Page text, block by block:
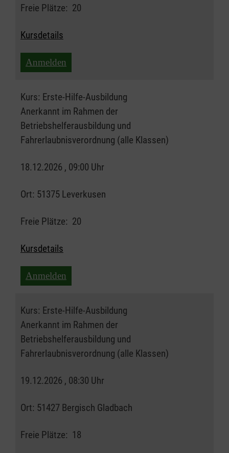
Freie Plätze: 20
Kursdetails
Anmelden
Kurs: Erste-Hilfe-Ausbildung
Anerkannt im Rahmen der
Betriebshelferausbildung und
Fahrerlaubnisverordnung (alle Klassen)
18.12.2026 , 09:00 Uhr
Ort: 51375 Leverkusen
Freie Plätze: 20
Kursdetails
Anmelden
Kurs: Erste-Hilfe-Ausbildung
Anerkannt im Rahmen der
Betriebshelferausbildung und
Fahrerlaubnisverordnung (alle Klassen)
19.12.2026 , 08:30 Uhr
Ort: 51427 Bergisch Gladbach
Freie Plätze: 18